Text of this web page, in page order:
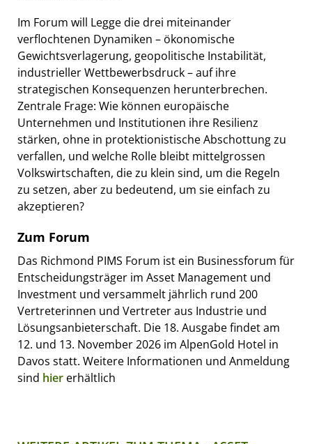
Im Forum will Legge die drei miteinander
verflochtenen Dynamiken – ökonomische
Gewichtsverlagerung, geopolitische Instabilität,
industrieller Wettbewerbsdruck – auf ihre
strategischen Konsequenzen herunterbrechen.
Zentrale Frage: Wie können europäische
Unternehmen und Institutionen ihre Resilienz
stärken, ohne in protektionistische Abschottung zu
verfallen, und welche Rolle bleibt mittelgrossen
Volkswirtschaften, die zu klein sind, um die Regeln
zu setzen, aber zu bedeutend, um sie einfach zu
akzeptieren?
Zum Forum
Das Richmond PIMS Forum ist ein Businessforum für
Entscheidungsträger im Asset Management und
Investment und versammelt jährlich rund 200
Vertreterinnen und Vertreter aus Industrie und
Lösungsanbieterschaft. Die 18. Ausgabe findet am
12. und 13. November 2026 im AlpenGold Hotel in
Davos statt. Weitere Informationen und Anmeldung
sind hier erhältlich